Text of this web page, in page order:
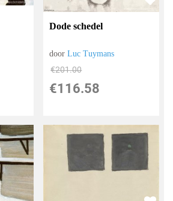
Dode schedel
doorLuc Tuymans
€201.00
€116.58